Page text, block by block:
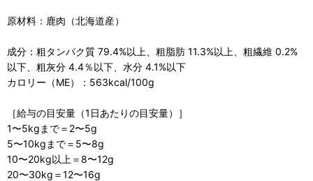
原材料：鹿肉（北海道産）
成分：粗タンパク質 79.4%以上、粗脂肪 11.3%以上、粗繊維 0.2%
以下、粗灰分 4.4％以下、水分 4.1%以下
カロリー（ME）：563kcal/100g
［給与の目安量（1日あたりの目安量）］
1〜5kgまで＝2〜5g
5〜10kgまで＝5〜8g
10〜20kg以上＝8〜12g
20〜30kg＝12〜16g